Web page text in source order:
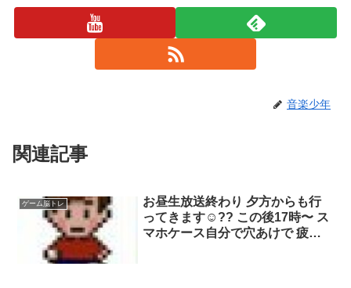
音楽少年
関連記事
ゲーム脳トレ
お昼生放送終わり 夕方からも行
ってきます☺︎?? この後17時〜 ス
マホケース自分で穴あけで 疲れ